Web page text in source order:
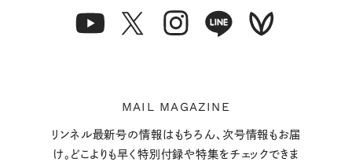
MAIL MAGAZINE
リンネル最新号の情報はもちろん、次号情報もお届
け。どこよりも早く特別付録や特集をチェックできま